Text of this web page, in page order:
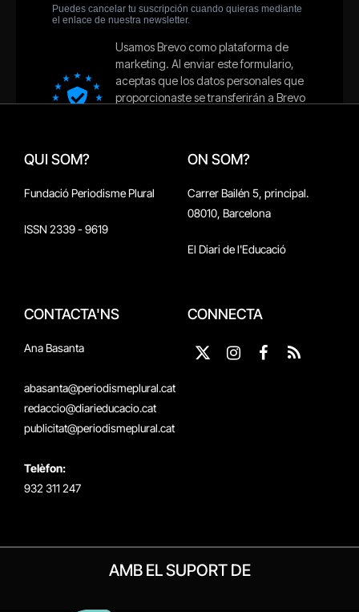
QUI SOM?
Fundació Periodisme Plural
ISSN 2339 - 9619
ON SOM?
Carrer Bailén 5, principal.
08010, Barcelona
El Diari de l'Educació
CONTACTA'NS
Ana Basanta
abasanta@periodismeplural.cat
redaccio@diarieducacio.cat
publicitat@periodismeplural.cat
Telèfon:
932 311 247
CONNECTA
X
Instagram
Facebook
RSS
AMB EL SUPORT DE